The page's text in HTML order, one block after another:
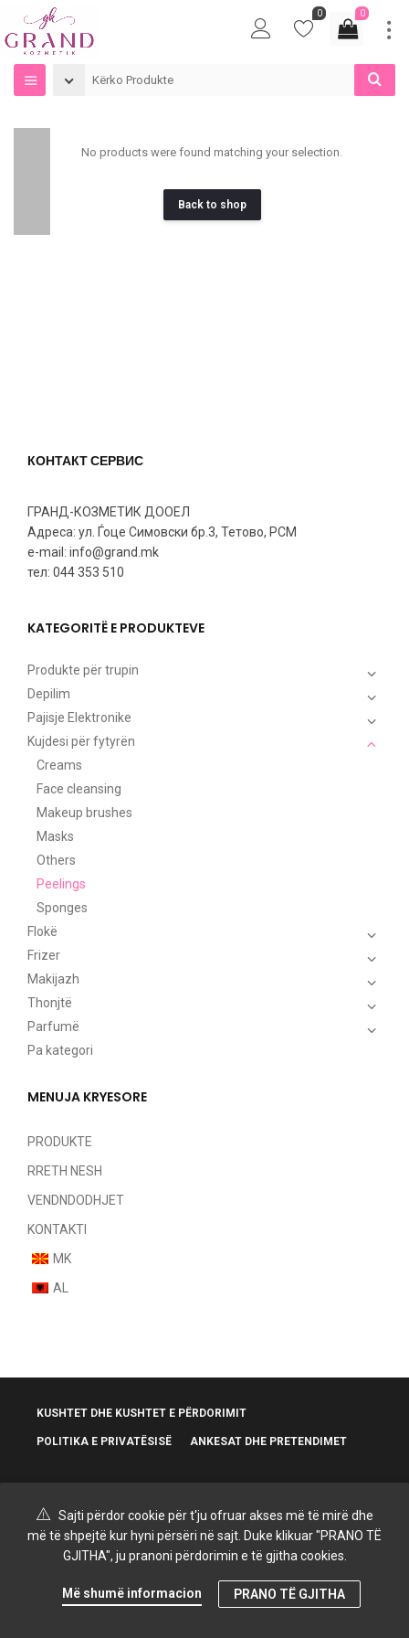
0
0
No products were found matching your selection.
Back to shop
КОНТАКТ СЕРВИС
ГРАНД-КОЗМЕТИК ДООЕЛ
Адреса: ул. Ѓоце Симовски бр.3, Тетово, РСМ
e-mail: info@grand.mk
тел: 044 353 510
KATEGORITË E PRODUKTEVE
Produkte për trupin
Depilim
Pajisje Elektronike
Kujdesi për fytyrën
Creams
Face cleansing
Makeup brushes
Masks
Others
Peelings
Sponges
Flokë
Frizer
Makijazh
Thonjtë
Parfumë
Pa kategori
MENUJA KRYESORE
PRODUKTE
RRETH NESH
VENDNDODHJET
KONTAKTI
MK
AL
KUSHTET DHE KUSHTET E PËRDORIMIT
POLITIKA E PRIVATËSISË ANKESAT DHE PRETENDIMET
© 2025 Grand Kozmetik | Креирано и дизајнирано одSPiROVSKi
Sajti përdor cookie për t'ju ofruar akses më të mirë dhe
më të shpejtë kur hyni përsëri në sajt. Duke klikuar "PRANO TË
GJITHA", ju pranoni përdorimin e të gjitha cookies.
Më shumë informacion PRANO TË GJITHA